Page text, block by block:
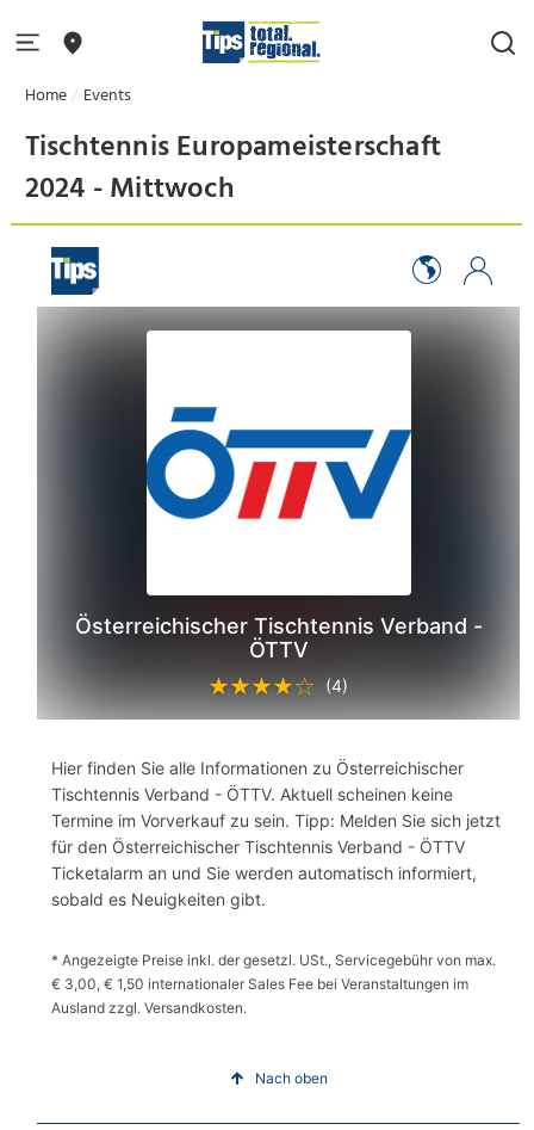
Home Events
Tischtennis Europameisterschaft
2024 - Mittwoch